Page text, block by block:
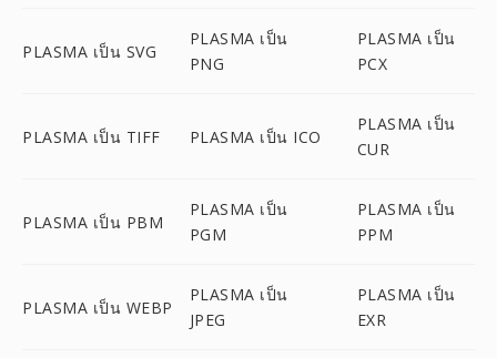
PLASMA เป็น SVG
PLASMA เป็น
PNG
PLASMA เป็น
PCX
PLASMA เป็น TIFF PLASMA เป็น ICO
PLASMA เป็น
CUR
PLASMA เป็น PBM
PLASMA เป็น
PGM
PLASMA เป็น
PPM
PLASMA เป็น WEBP
PLASMA เป็น
JPEG
PLASMA เป็น
EXR